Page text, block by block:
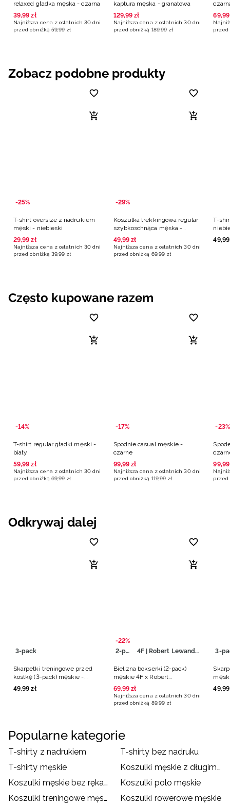
relaxed gładka męska - czarna
39,99 zł
Najniższa cena z ostatnich 30 dni
przed obniżką 59,99 zł
kaptura męska - granatowa
129,99 zł
Najniższa cena z ostatnich 30 dni
przed obniżką 189,99 zł
69,99
przed
Zobacz podobne produkty
-25%
T-shirt oversize z nadrukiem
męski - niebieski
29,99 zł
Najniższa cena z ostatnich 30 dni
przed obniżką 39,99 zł
-29%
Koszulka trekkingowa regular
szybkoschnąca męska -
niebieska
49,99 zł
Najniższa cena z ostatnich 30 dni
przed obniżką 69,99 zł
T-
49,99
Często kupowane razem
-14%
T-shirt regular gładki męski -
biały
59,99 zł
Najniższa cena z ostatnich 30 dni
przed obniżką 69,99 zł
-17%
Spodnie casual męskie -
czarne
99,99 zł
Najniższa cena z ostatnich 30 dni
przed obniżką 119,99 zł
-23%
99,99
przed
Odkrywaj dalej
3-pack
Skarpetki treningowe przed
kostkę (3-pack) męskie -
czarne
49,99 zł
-22%
2-pack
4F | Robert Lewandowski
Bielizna bokserki (2-pack)
męskie 4F x Robert
Lewandowski - czarne
69,99 zł
Najniższa cena z ostatnich 30 dni
przed obniżką 89,99 zł
3-
49,99
Popularne kategorie
T-shirty z nadrukiem
T-shirty bez nadruku
T-shirty męskie
Koszulki męskie z długim rękawem
Koszulki męskie bez rękawów
Koszulki polo męskie
Koszulki treningowe męskie
Koszulki rowerowe męskie